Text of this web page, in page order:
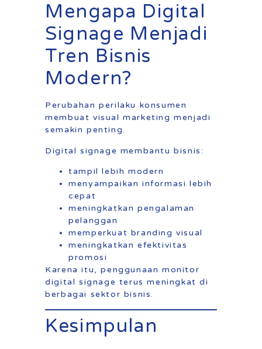
Mengapa Digital
Signage Menjadi
Tren Bisnis
Modern?
Perubahan perilaku konsumen
membuat visual marketing menjadi
semakin penting.
Digital signage membantu bisnis:
tampil lebih modern
menyampaikan informasi lebih
cepat
meningkatkan pengalaman
pelanggan
memperkuat branding visual
meningkatkan efektivitas
promosi
Karena itu, penggunaan monitor
digital signage terus meningkat di
berbagai sektor bisnis.
Kesimpulan